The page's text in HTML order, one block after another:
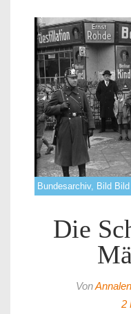
Bundesarchiv, Bild
Die
Von
2